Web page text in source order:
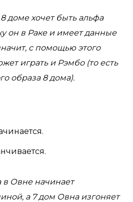
доме хочет быть альфа
он в Раке и имеет данные
с помощью этого
играть и Рэмбо (то есть
образа 8 дома).
Овне начинает
а 7 дом Овна изгоняет